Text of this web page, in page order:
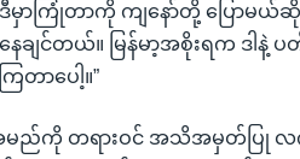
ကြုံတာကို ကျနော်တို့ ပြောမယ်ဆိုရ
ေချင်တယ်။ မြန်မာ့အစိုးရက ဒ
ြတာပေါ့။”
ည်ကို တရားဝင် အသိအမှတ်ပြု လ